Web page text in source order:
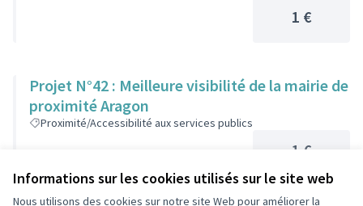
Informations sur les cookies utilisés sur le site web
Nous utilisons des cookies sur notre site Web pour améliorer la
1 €
Projet N°42 : Meilleure visibilité de la mairie de
proximité Aragon
Proximité/Accessibilité aux services publics
1 €